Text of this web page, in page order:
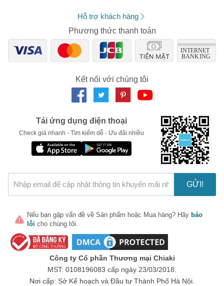
Lan, Gel bôi trơn tinh chất sâm tự nhiên Vanessa, Gel bôi
trơn Durex Play Warming 100ml, Gel bôi trơn Sagami Original
cho cảm xúc thăng hoa, ...
Lưu ý khi sử dụng gel bôi trơn
Để sử dụng gel bôi trơn đúng cách và phát huy hiệu quả tuyệt đối
thì người dùng nên lưu ý những điều sau:
Đọc kỹ hướng dẫn sử dụng trước khi dùng, hầu hết các gel
bôi trơn chỉ có khả năng sử dụng trong khoảng từ 3 -6 tháng,
do đó bạn không nên để hở sản phẩm quá lâu
khi quan hệ, do đó bạn không nên sử dụng với một số mục
đích khác để đảm bảo sự lành tính cho sức khỏe.
Không sử dụng quá nhiều gel bôi trơn, điều này gây lãng phí
cũng như không rửa sạch hết dễ gây viêm nhiễm phụ khoa
Hãy thử bôi gel với một lượng nhỏ lên cổ tay để kiểm tra sự
Sau khi sử dụng xong bạn nên rửa sạch, tránh để gel sót lại
Mua gel bôi trơn giá tốt, chính hãng ở đâu?
Hiện nay, các sản phẩm
phẩm Chăm sóc cá nhân thuộc mặt hàng Mỹ phẩm
bán tại Sàn thương mại điện tử Chiaki trên toàn quốc.
Bạn có thể mua trực tiếp trên website hoặc đặt hàng qua
Website: Chiaki.vn
Hỗ trợ khách hàng
Phương thức thanh toán
Kết nối với chúng tôi
Tải ứng dụng điện thoại
Check giá nhanh - Tìm kiếm dễ - Ưu đãi nhiều
GỬI!
Nếu bạn gặp vấn đề về Sản phẩm hoặc Mua hàng? Hãy báo
lỗi cho chúng tôi.
Công ty Cổ phần Thương mại Chiaki
MST: 0108196083 cấp ngày 23/03/2018.
Nơi cấp: Sở Kế hoạch và Đầu tư Thành Phố Hà Nội.